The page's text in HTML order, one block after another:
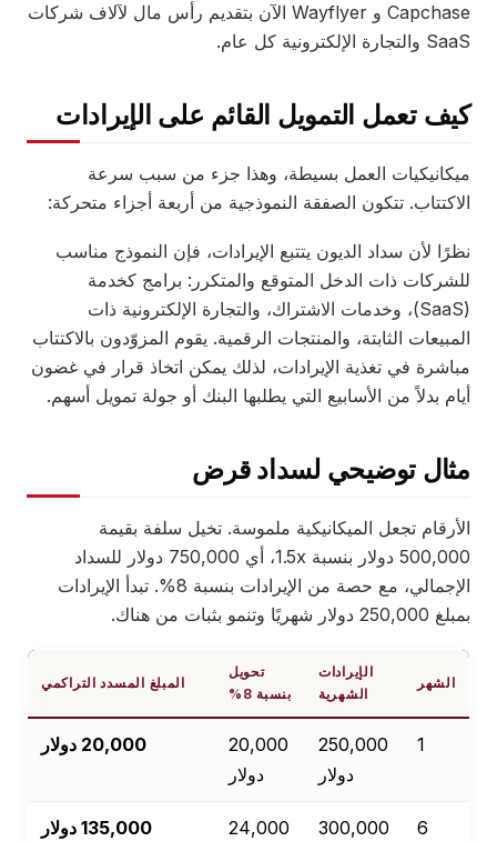
Capchase و Wayflyer الآن بتقديم رأس مال لآلاف شركات
SaaS والتجارة الإلكترونية كل عام.
كيف تعمل التمويل القائم على الإيرادات
ميكانيكيات العمل بسيطة، وهذا جزء من سبب سرعة
الاكتتاب. تتكون الصفقة النموذجية من أربعة أجزاء متحركة:
نظرًا لأن سداد الديون يتتبع الإيرادات، فإن النموذج مناسب
للشركات ذات الدخل المتوقع والمتكرر: برامج كخدمة
(SaaS)، وخدمات الاشتراك، والتجارة الإلكترونية ذات
المبيعات الثابتة، والمنتجات الرقمية. يقوم المزوّدون بالاكتتاب
مباشرة في تغذية الإيرادات، لذلك يمكن اتخاذ قرار في غضون
أيام بدلاً من الأسابيع التي يطلبها البنك أو جولة تمويل أسهم.
مثال توضيحي لسداد قرض
الأرقام تجعل الميكانيكية ملموسة. تخيل سلفة بقيمة
500,000 دولار بنسبة 1.5x، أي 750,000 دولار للسداد
الإجمالي، مع حصة من الإيرادات بنسبة 8%. تبدأ الإيرادات
بمبلغ 250,000 دولار شهريًا وتنمو بثبات من هناك.
الشهر
الإيرادات
الشهرية
تحويل
بنسبة 8%
المبلغ المسدد التراكمي
1
250,000
دولار
20,000
دولار
20,000 دولار
6
300,000
24,000
135,000 دولار